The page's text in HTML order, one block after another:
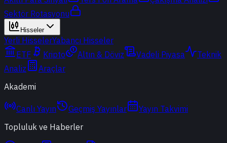
Sektör Rotasyonu
Hisseler
Yerli HisselerYabancı Hisseler
ETF
Kripto Altın & Döviz Vadeli Piyasa
Teknik
Analiz
Araçlar
Akademi
Canlı Yayın Geçmiş Yayınlar
Yayın Takvimi
Topluluk ve Haberler